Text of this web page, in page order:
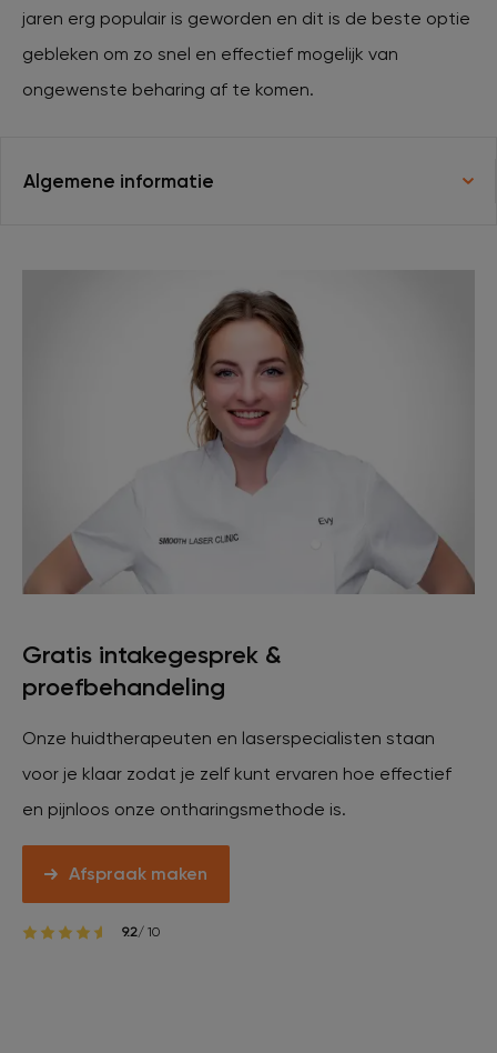
jaren erg populair is geworden en dit is de beste optie
gebleken om zo snel en effectief mogelijk van
ongewenste beharing af te komen.
Algemene informatie
Gratis intakegesprek &
proefbehandeling
Onze huidtherapeuten en laserspecialisten staan
voor je klaar zodat je zelf kunt ervaren hoe effectief
en pijnloos onze ontharingsmethode is.
Afspraak maken
9.2/ 10
Huidproblemen
XL Hair
Tattoo verwijderen
Veelgestelde vragen
Contact
Bij jou in de buurt
Over ons Locaties Vacatures